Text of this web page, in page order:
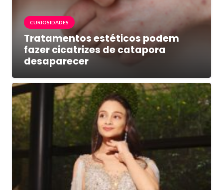
CURIOSIDADES
Tratamentos estéticos podem
fazer cicatrizes de catapora
desaparecer